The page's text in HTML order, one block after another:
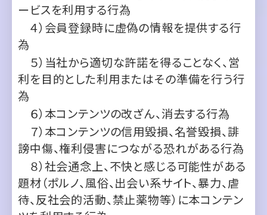
５）当社から適切な許諾を得ることなく、営
利を目的とした利用またはその準備を行う行
為
６）本コンテンツの改ざん、消去する行為
７）本コンテンツの信用毀損、名誉毀損、誹
謗中傷、権利侵害につながる恐れがある行為
８）社会通念上、不快と感じる可能性がある
題材（ポルノ、風俗、出会い系サイト、暴力、虐
待、反社会的活動、禁止薬物等）に本コンテン
ツを利用する行為
９）本コンテンツを反社会的勢力に関連して
利用する行為